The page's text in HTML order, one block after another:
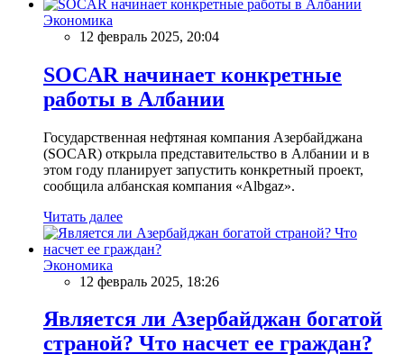
Экономика
12 февраль 2025, 20:04
SOCAR начинает конкретные
работы в Албании
Государственная нефтяная компания Азербайджана
(SOCAR) открыла представительство в Албании и в
этом году планирует запустить конкретный проект,
сообщила албанская компания «Albgaz».
Читать далее
Экономика
12 февраль 2025, 18:26
Является ли Азербайджан богатой
страной? Что насчет ее граждан?